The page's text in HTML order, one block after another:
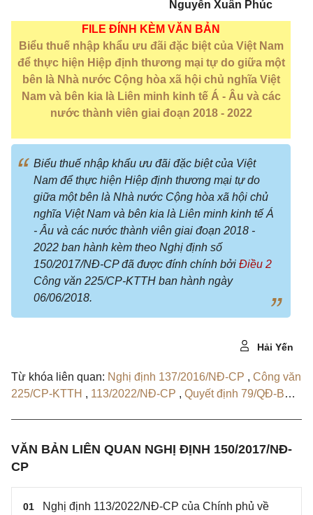
Nguyễn Xuân Phúc
FILE ĐÍNH KÈM VĂN BẢN
Biểu thuế nhập khẩu ưu đãi đặc biệt của Việt Nam
để thực hiện Hiệp định thương mại tự do giữa một
bên là Nhà nước Cộng hòa xã hội chủ nghĩa Việt
Nam và bên kia là Liên minh kinh tế Á - Âu và các
nước thành viên giai đoạn 2018 - 2022
Biểu thuế nhập khẩu ưu đãi đặc biệt của Việt
Nam để thực hiện Hiệp định thương mại tự do
giữa một bên là Nhà nước Cộng hòa xã hội chủ
nghĩa Việt Nam và bên kia là Liên minh kinh tế Á
- Âu và các nước thành viên giai đoạn 2018 -
2022 ban hành kèm theo Nghị định số
150/2017/NĐ-CP đã được đính chính bởi Điều 2
Công văn 225/CP-KTTH ban hành ngày
06/06/2018.
Hải Yến
Từ khóa liên quan: Nghị định 137/2016/NĐ-CP , Công văn
225/CP-KTTH , 113/2022/NĐ-CP , Quyết định 79/QĐ-BTC
VĂN BẢN LIÊN QUAN NGHỊ ĐỊNH 150/2017/NĐ-
CP
01
Nghị định 113/2022/NĐ-CP của Chính phủ về